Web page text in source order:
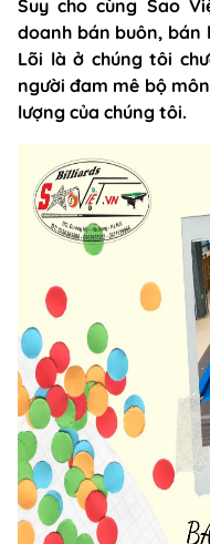
Suy cho cùng Sao
doanh bán buôn, bán
Lõi là ở chúng tôi
người đam mê bộ
lượng của chúng tôi.